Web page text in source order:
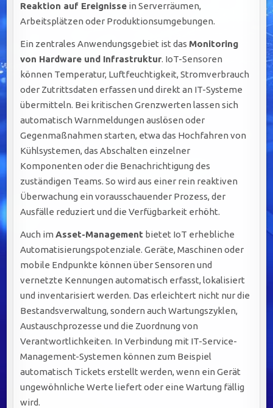
Reaktion auf Ereignisse in Serverräumen,
Arbeitsplätzen oder Produktionsumgebungen.
Ein zentrales Anwendungsgebiet ist das Monitoring
von Hardware und Infrastruktur. IoT-Sensoren
können Temperatur, Luftfeuchtigkeit, Stromverbrauch
oder Zutrittsdaten erfassen und direkt an IT-Systeme
übermitteln. Bei kritischen Grenzwerten lassen sich
automatisch Warnmeldungen auslösen oder
Gegenmaßnahmen starten, etwa das Hochfahren von
Kühlsystemen, das Abschalten einzelner
Komponenten oder die Benachrichtigung des
zuständigen Teams. So wird aus einer rein reaktiven
Überwachung ein vorausschauender Prozess, der
Ausfälle reduziert und die Verfügbarkeit erhöht.
Auch imAsset-Management bietet IoT erhebliche
Automatisierungspotenziale. Geräte, Maschinen oder
mobile Endpunkte können über Sensoren und
vernetzte Kennungen automatisch erfasst, lokalisiert
und inventarisiert werden. Das erleichtert nicht nur die
Bestandsverwaltung, sondern auch Wartungszyklen,
Austauschprozesse und die Zuordnung von
Verantwortlichkeiten. In Verbindung mit IT-Service-
Management-Systemen können zum Beispiel
automatisch Tickets erstellt werden, wenn ein Gerät
ungewöhnliche Werte liefert oder eine Wartung fällig
wird.